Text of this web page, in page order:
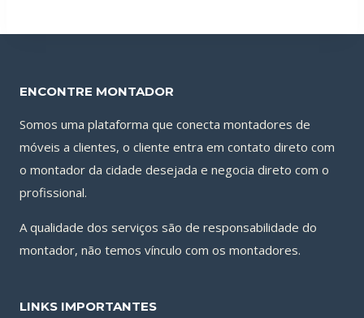
ENCONTRE MONTADOR
Somos uma plataforma que conecta montadores de
móveis a clientes, o cliente entra em contato direto com
o montador da cidade desejada e negocia direto com o
profissional.
A qualidade dos serviços são de responsabilidade do
montador, não temos vínculo com os montadores.
LINKS IMPORTANTES